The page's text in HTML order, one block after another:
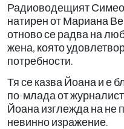
Радиоводещият
натирен от Мариана
отново се радва на
жена, която
потребности.
Тя се казва Йоана и е
по-млада от
Йоана изглежда на не
невинно изражение.